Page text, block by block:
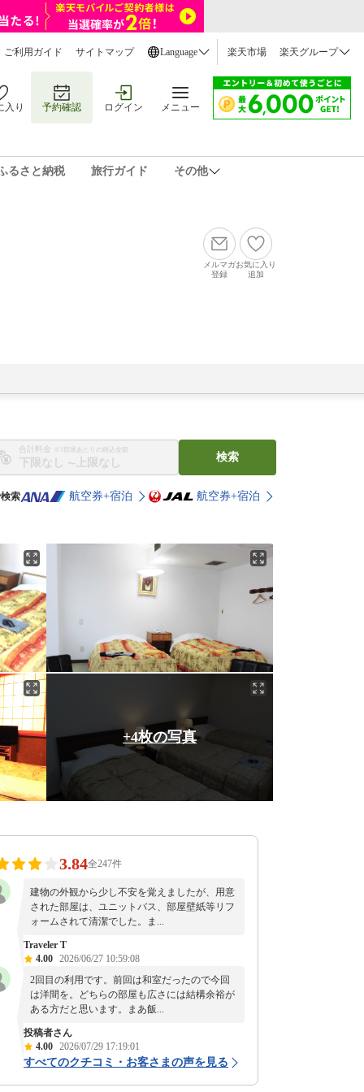
ご利用ガイド サイトマップ Language 楽天市場 楽天グループ
入り 予約確認 ログイン メニュー
るさと納税 旅行ガイド その他
メルマガ
登録
お気に入り
追加
合計料金 ※1部屋あたりの税込金額
〜
検索
索 航空券+宿泊 航空券+宿泊
+4枚の写真
3.84全247件
建物の外観から少し不安を覚えましたが、用意
された部屋は、ユニットバス、部屋壁紙等リフ
ォームされて清潔でした。ま...
Traveler T
4.00 2026/06/27 10:59:08
2回目の利用です。前回は和室だったので今回
は洋間を。どちらの部屋も広さには結構余裕が
ある方だと思います。まあ飯...
投稿者さん
4.00 2026/07/29 17:19:01
すべてのクチコミ・お客さまの声を見る